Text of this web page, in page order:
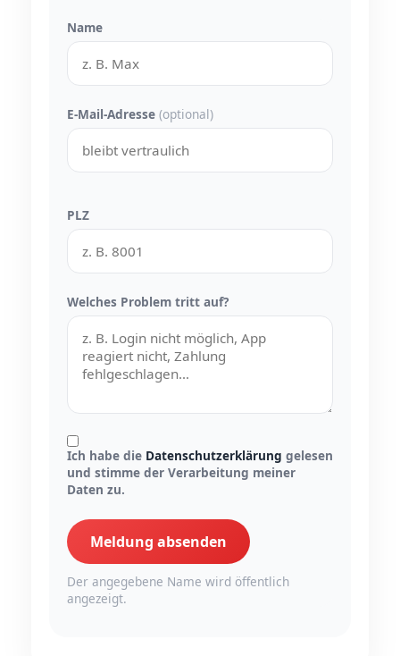
Name
E-Mail-Adresse (optional)
PLZ
Welches Problem tritt auf?
Ich habe die Datenschutzerklärung gelesen
und stimme der Verarbeitung meiner
Daten zu.
Meldung absenden
Der angegebene Name wird öffentlich
angezeigt.